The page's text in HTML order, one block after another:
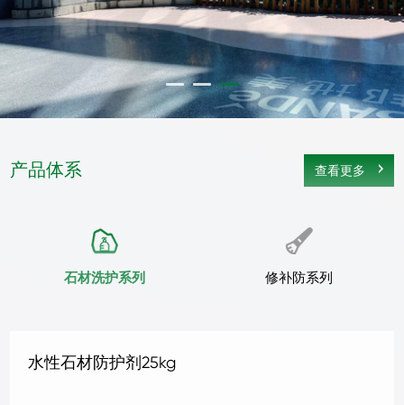
产品体系 查看更多
石材洗护系列 修补防系列
地坪抛光液1kg
地坪抛光液4kg
地坪补强剂 1KG
地坪补强剂 4KG
混凝土密封固化剂1kg
混凝土密封固化剂4kg
水晶地坪液体硬化剂 1kg
水晶地坪液体硬化剂 4kg
地坪抛光液25kg
抗碱底剂25kg
三合一无机面涂25kg铁桶
罩面剂
水性石材防护剂25kg
石材清洗剂B型25kg
石材清洗剂A型25kg
刚性防水剂25kg
柔性防水剂25kg
水泥面补缝剂25kg
水泥面补孔洞剂25kg
地面防尘剂25kg
水泥面防护剂25kg
墙地面防潮剂25kg
水泥面修面剂25kg
水泥面修补液25kg